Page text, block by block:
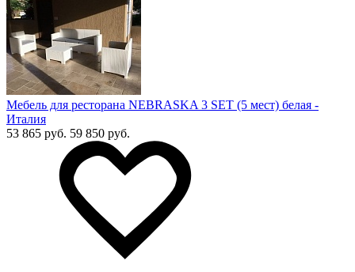
Мебель для ресторана NEBRASKA 3 SET (5 мест) белая -
Италия
53 865 руб. 59 850 руб.